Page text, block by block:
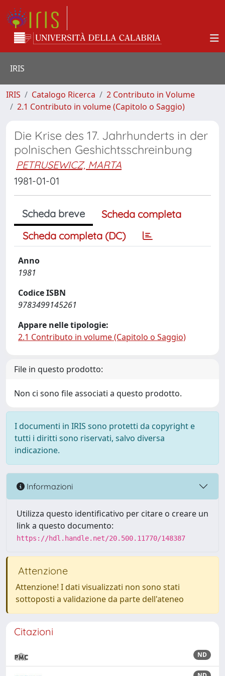
IRIS
IRIS Catalogo Ricerca
2 Contributo in Volume
2.1 Contributo in volume (Capitolo o Saggio)
Die Krise des 17. Jahrhunderts in der
polnischen Geshichtsschreinbung
PETRUSEWICZ, MARTA
1981-01-01
Scheda breve
Scheda completa
Scheda completa (DC)
Anno
1981
Codice ISBN
9783499145261
Appare nelle tipologie:
2.1 Contributo in volume (Capitolo o Saggio)
File in questo prodotto:
Non ci sono file associati a questo prodotto.
I documenti in IRIS sono protetti da copyright e
tutti i diritti sono riservati, salvo diversa
indicazione.
Informazioni
Utilizza questo identificativo per citare o creare un
link a questo documento:
https://hdl.handle.net/20.500.11770/148387
Attenzione
Attenzione! I dati visualizzati non sono stati
sottoposti a validazione da parte dell'ateneo
Citazioni
ND